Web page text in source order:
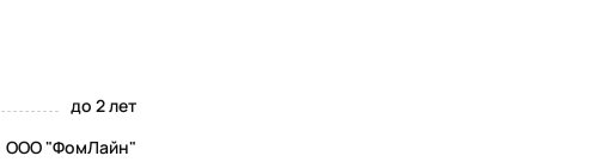
до 2 лет
ООО "ФомЛайн"